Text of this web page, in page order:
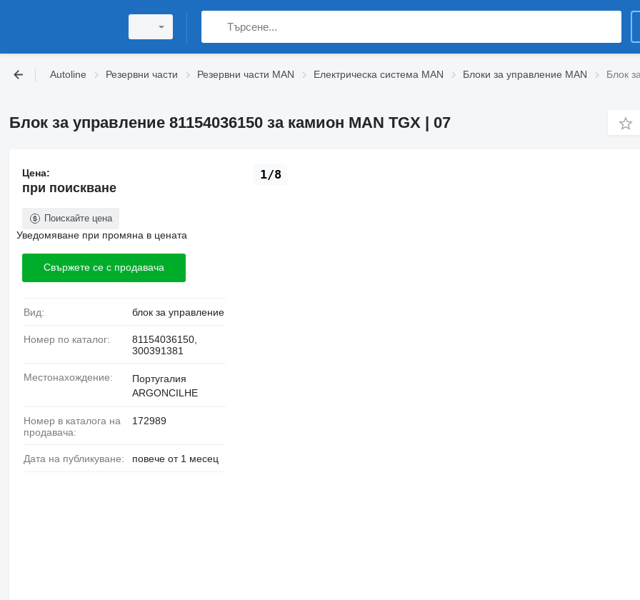
Autoline Резервни части Резервни части MAN Електрическа система MAN Блоки за управление MAN Блок
Блок за управление 81154036150 за камион MAN TGX | 07
1/8
Цена:
при поискване
Поискайте цена
Уведомяване при промяна в цената
Свържете се с продавача
Вид: блок за управление
Номер по каталог:
81154036150,
300391381
Местонахождение:
Португалия
ARGONCILHE
Номер в каталога на
продавача:
172989
Дата на публикуване: повече от 1 месец